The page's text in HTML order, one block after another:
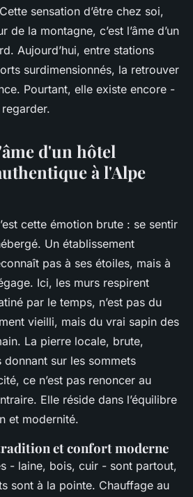
sensation d’être chez soi,
la montagne, c’est l’âme d’un
Aujourd’hui, entre stations
surdimensionnés, la retrouver
Pourtant, elle existe encore -
d'un hôtel
à l'Alpe
cette émotion brute : se sentir
Un établissement
pas à ses étoiles, mais à
Ici, les murs respirent
par le temps, n’est pas du
vieilli, mais du vrai sapin des
La pierre locale, brute,
sur les sommets
ce n’est pas renoncer au
Elle réside dans l’équilibre
et modernité.
et confort moderne
- laine, bois, cuir - sont partout,
sont à la pointe. Chauffage au